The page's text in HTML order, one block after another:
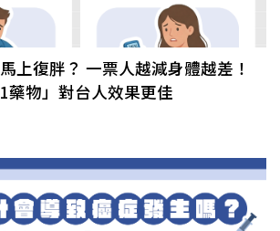
上復胖？ 一票人越減身體越差！
藥物」對台人效果更佳